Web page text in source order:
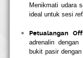
Menikmati udara
ideal untuk sesi
Petualangan
adrenalin dengan
bukit pasir